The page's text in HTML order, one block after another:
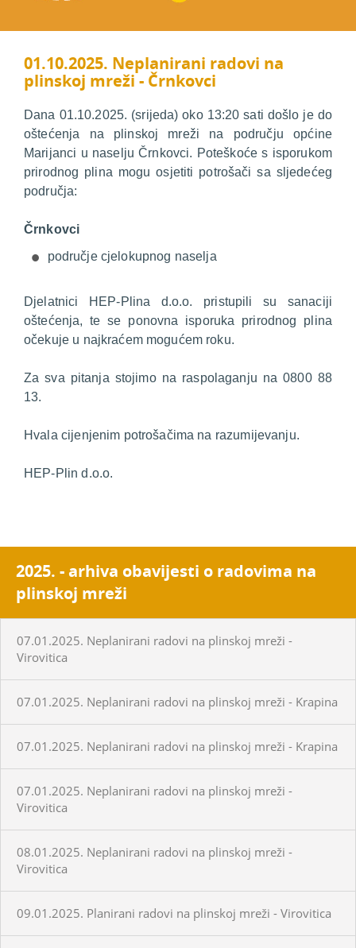
01.10.2025. Neplanirani radovi na
plinskoj mreži - Črnkovci
Dana 01.10.2025. (srijeda) oko 13:20 sati došlo je do
oštećenja na plinskoj mreži na području općine
Marijanci u naselju Črnkovci. Poteškoće s isporukom
prirodnog plina mogu osjetiti potrošači sa sljedećeg
područja:
Črnkovci
područje cjelokupnog naselja
Djelatnici HEP-Plina d.o.o. pristupili su sanaciji
oštećenja, te se ponovna isporuka prirodnog plina
očekuje u najkraćem mogućem roku.
Za sva pitanja stojimo na raspolaganju na 0800 88
13.
Hvala cijenjenim potrošačima na razumijevanju.
HEP-Plin d.o.o.
2025. - arhiva obavijesti o radovima na
plinskoj mreži
07.01.2025. Neplanirani radovi na plinskoj mreži -
Virovitica
07.01.2025. Neplanirani radovi na plinskoj mreži - Krapina
07.01.2025. Neplanirani radovi na plinskoj mreži - Krapina
07.01.2025. Neplanirani radovi na plinskoj mreži -
Virovitica
08.01.2025. Neplanirani radovi na plinskoj mreži -
Virovitica
09.01.2025. Planirani radovi na plinskoj mreži - Virovitica